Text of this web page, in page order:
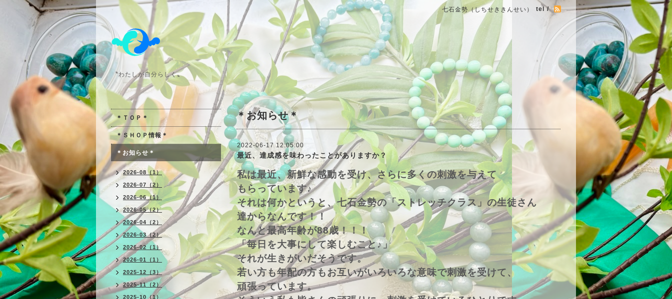
七石金勢（しちせききんせい） tel /
〝わたしが自分らしく〟
＊お知らせ＊
2022-06-17 12:05:00
最近、達成感を味わったことがありますか？
私は最近、新鮮な感動を受け、さらに多くの刺激を与えて
もらっています♪
それは何かというと、七石金勢の「ストレッチクラス」の生徒さん
達からなんです！！
なんと最高年齢が88歳！！！
「毎日を大事にして楽しむこと♪」
それが生きがいだそうです。
若い方も年配の方もお互いがいろいろな意味で刺激を受けて、
頑張っています。
＊ＴＯＰ＊
＊ＳＨＯＰ情報＊
＊お知らせ＊
2026-08（1）
2026-07（2）
2026-06（1）
2026-05（2）
2026-04（2）
2026-03（2）
2026-02（1）
2026-01（1）
2025-12（3）
2025-11（2）
2025-10（1）